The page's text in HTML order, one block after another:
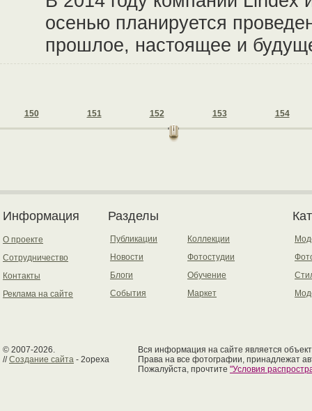
осенью планируется
прошлое, настоящее и
150 151 152 153 154
Информация
О проекте
Сотрудничество
Контакты
Реклама на сайте
Разделы
Публикации
Новости
Блоги
События
Коллекции
Фотостудии
Обучение
Маркет
© 2007-2026.
//Создание сайта - 2opexa
Вся информация на сайте является
Права на все фотографии, принадлежат
Пожалуйста, прочтите "Условия